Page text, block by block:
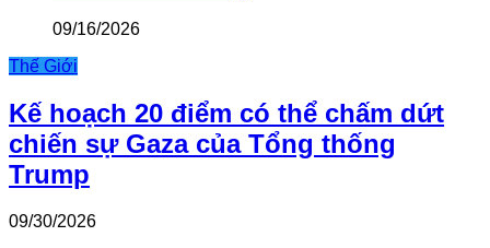
09/16/2026
Thế Giới
Kế hoạch 20 điểm có thể chấm dứt
chiến sự Gaza của Tổng thống
Trump
09/30/2026